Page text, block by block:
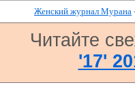
Женский журнал Мурана
Читайте
'17'